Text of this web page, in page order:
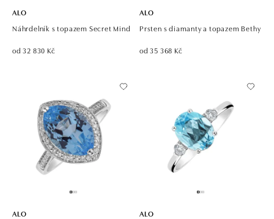
ALO
Náhrdelník s topazem Secret Mind
od 32 830 Kč
ALO
Prsten s diamanty a topazem Bethy
od 35 368 Kč
ALO
ALO